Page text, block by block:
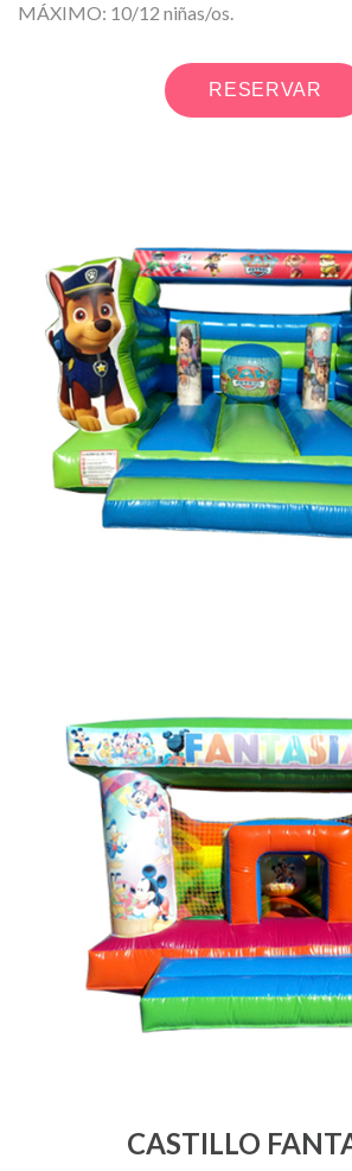
MÁXIMO: 10/12 niñas/os.
RESERVAR
CASTILLO